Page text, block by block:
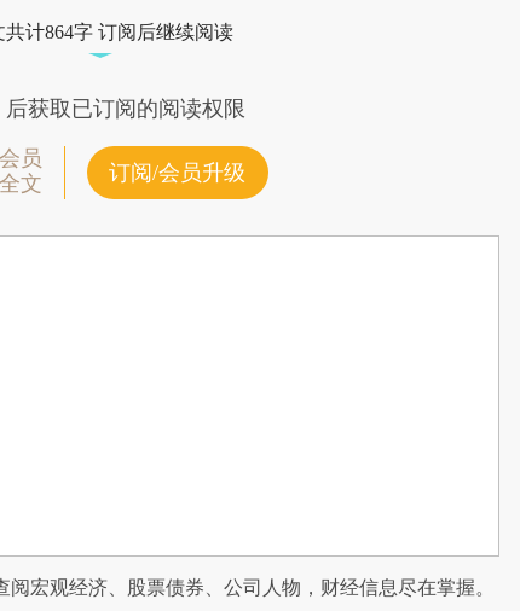
共计864字 订阅后继续阅读
后获取已订阅的阅读权限
员
文
订阅/会员升级
阅宏观经济、股票债券、公司人物，财经信息尽在掌握。